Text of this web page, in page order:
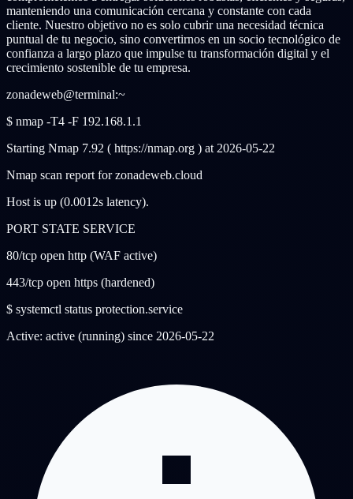
manteniendo una comunicación cercana y constante con cada
cliente. Nuestro objetivo no es solo cubrir una necesidad técnica
puntual de tu negocio, sino convertirnos en un socio tecnológico de
confianza a largo plazo que impulse tu transformación digital y el
crecimiento sostenible de tu empresa.
zonadeweb@terminal:~
$ nmap -T4 -F 192.168.1.1
Starting Nmap 7.92 ( https://nmap.org ) at 2026-05-22
Nmap scan report for zonadeweb.cloud
Host is up (0.0012s latency).
PORT STATE SERVICE
80/tcp open http (WAF active)
443/tcp open https (hardened)
$ systemctl status protection.service
Active: active (running) since 2026-05-22